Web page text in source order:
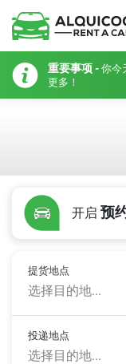
重要事项 - 你今
更多！
开启 预
提货地点
选择目的地...
投递地点
选择目的地...